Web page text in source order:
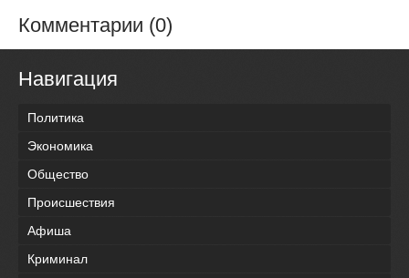
Комментарии (0)
Навигация
Политика
Экономика
Общество
Происшествия
Афиша
Криминал